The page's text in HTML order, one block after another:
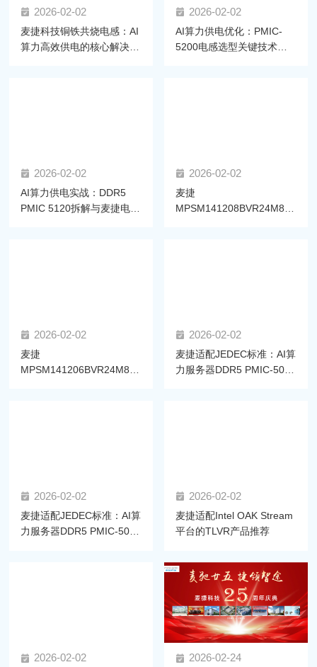
2026-02-02
麦捷科技铜铁共烧电感：AI
算力高效供电的核心解决方
2026-02-02
AI算力供电优化：PMIC-
5200电感选型关键技术与
2026-02-02
AI算力供电实战：DDR5
PMIC 5120拆解与麦捷电感
2026-02-02
麦捷
MPSM141208BVR24M86-
2026-02-02
麦捷
MPSM141206BVR24M86-
2026-02-02
麦捷适配JEDEC标准：AI算
力服务器DDR5 PMIC-5020
2026-02-02
麦捷适配JEDEC标准：AI算
力服务器DDR5 PMIC-5030
2026-02-02
麦捷适配Intel OAK Stream
平台的TLVR产品推荐
2026-02-02
2026-02-24